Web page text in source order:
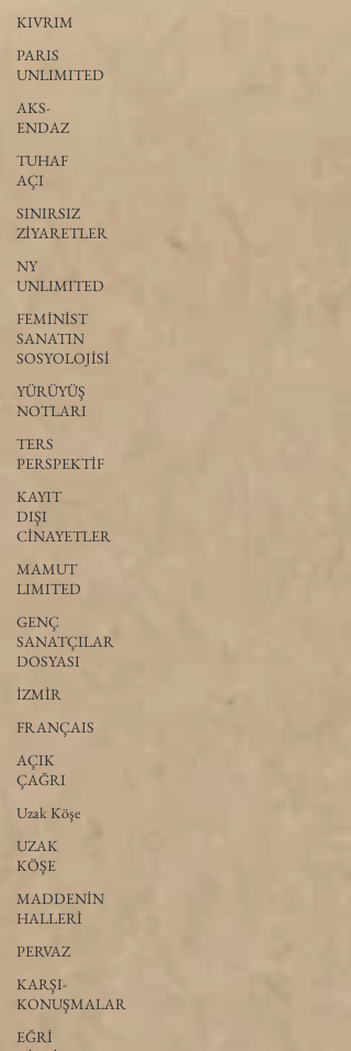
KIVRIM
PARIS
UNLIMITED
AKS-
ENDAZ
TUHAF
AÇI
SINIRSIZ
ZİYARETLER
NY
UNLIMITED
FEMİNİST
SANATIN
SOSYOLOJİSİ
YÜRÜYÜŞ
NOTLARI
TERS
PERSPEKTİF
KAYIT
DIŞI
CİNAYETLER
MAMUT
LIMITED
GENÇ
SANATÇILAR
DOSYASI
İZMİR
FRANÇAIS
AÇIK
ÇAĞRI
Uzak Köşe
UZAK
KÖŞE
MADDENİN
HALLERİ
PERVAZ
KARŞI-
KONUŞMALAR
EĞRİ